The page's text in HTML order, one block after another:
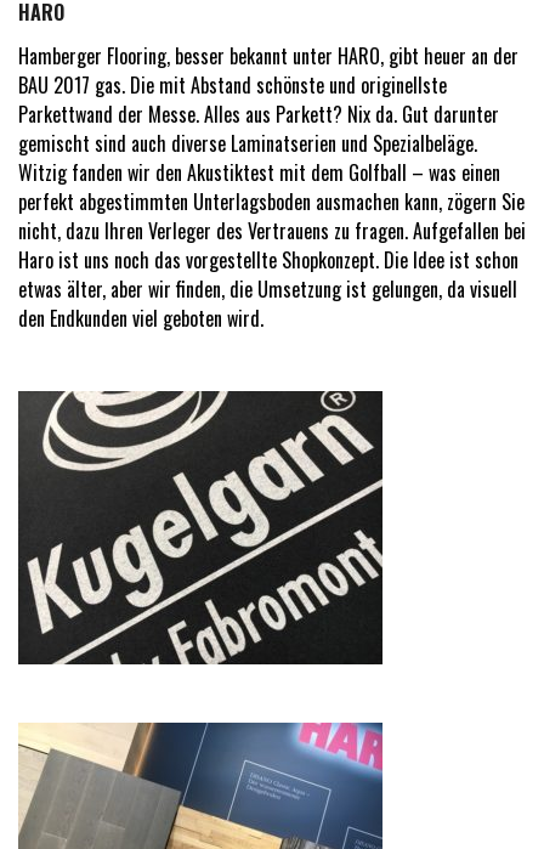
HARO
Hamberger Flooring, besser bekannt unter HARO, gibt heuer an der
BAU 2017 gas. Die mit Abstand schönste und originellste
Parkettwand der Messe. Alles aus Parkett? Nix da. Gut darunter
gemischt sind auch diverse Laminatserien und Spezialbeläge.
Witzig fanden wir den Akustiktest mit dem Golfball – was einen
perfekt abgestimmten Unterlagsboden ausmachen kann, zögern Sie
nicht, dazu Ihren Verleger des Vertrauens zu fragen. Aufgefallen bei
Haro ist uns noch das vorgestellte Shopkonzept. Die Idee ist schon
etwas älter, aber wir finden, die Umsetzung ist gelungen, da visuell
den Endkunden viel geboten wird.